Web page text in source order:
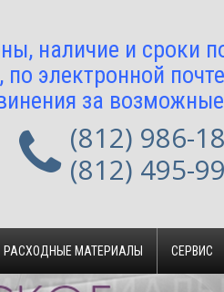
наличие и сроки
электронной
за
(812) 986-
(812) 495-
РАСХОДНЫЕ МАТЕРИАЛЫ СЕРВИС